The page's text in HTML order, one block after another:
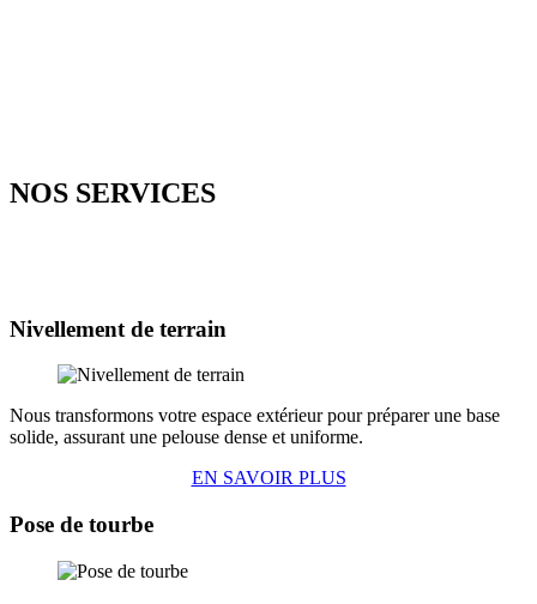
NOS SERVICES
Nivellement de terrain
Nous transformons votre espace extérieur pour préparer une base
solide, assurant une pelouse dense et uniforme.
EN SAVOIR PLUS
Pose de tourbe